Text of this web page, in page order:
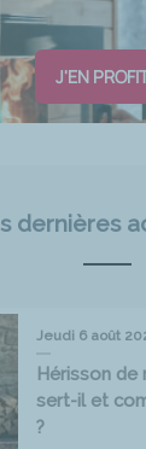
J'EN
dernières
Jeudi 6 août
Hérisson de
sert-il et
?